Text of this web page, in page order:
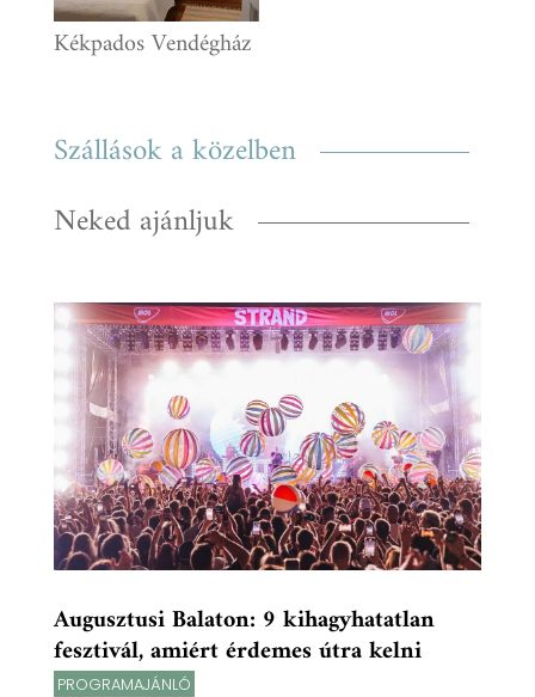
Kékpados Vendégház
Szállások a közelben
Neked ajánljuk
Augusztusi Balaton: 9 kihagyhatatlan
fesztivál, amiért érdemes útra kelni
PROGRAMAJÁNLÓ